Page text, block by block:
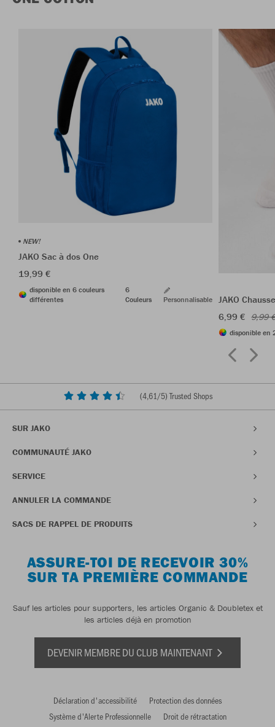
NEW!
JAKO Sac à dos One
19,99 €
disponible en 6 couleurs
différentes
6
Couleurs
Personnalisable
JAKO
6,99 € 9,99
disponible en
(4,61/5) Trusted Shops
SUR JAKO
COMMUNAUTÉ JAKO
SERVICE
ANNULER LA COMMANDE
SACS DE RAPPEL DE PRODUITS
ASSURE-TOI DE RECEVOIR 30%
SUR TA PREMIÈRE COMMANDE
Sauf les articles pour supporters, les articles Organic & Doubletex et
les articles déjà en promotion
DEVENIR MEMBRE DU CLUB MAINTENANT
Déclaration d'accessibilité
Protection des données
Système d'Alerte Professionnelle
Droit de rétractation